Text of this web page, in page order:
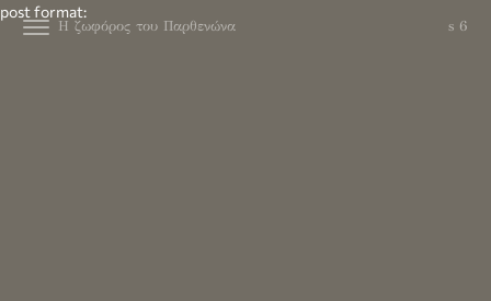
Η ζωφόρος του Παρθενώνα s 6
post format: